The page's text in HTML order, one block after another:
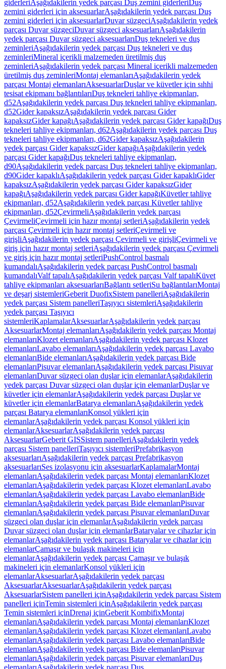
giderleriAşağıdakilerin yedek parçası Duş zemini giderleriDuş
zemini giderleri için aksesuarlarAşağıdakilerin yedek parçası Duş
zemini giderleri için aksesuarlarDuvar süzgeciAşağıdakilerin yedek
parçası Duvar süzgeciDuvar süzgeci aksesuarlarıAşağıdakilerin
yedek parçası Duvar süzgeci aksesuarlarıDuş tekneleri ve duş
zeminleriAşağıdakilerin yedek parçası Duş tekneleri ve duş
zeminleriMineral içerikli malzemeden üretilmiş duş
zeminleriAşağıdakilerin yedek parçası Mineral içerikli malzemeden
üretilmiş duş zeminleriMontaj elemanlarıAşağıdakilerin yedek
parçası Montaj elemanlarıAksesuarlarDuşlar ve küvetler için sıhhi
tesisat ekipmanı bağlantılarıDuş tekneleri tahliye ekipmanları,
d52Aşağıdakilerin yedek parçası Duş tekneleri tahliye ekipmanları,
d52Gider kapaksızAşağıdakilerin yedek parçası Gider
kapaksızGider kapağıAşağıdakilerin yedek parçası Gider kapağıDuş
tekneleri tahliye ekipmanları, d62Aşağıdakilerin yedek parçası Duş
tekneleri tahliye ekipmanları, d62Gider kapaksızAşağıdakilerin
yedek parçası Gider kapaksızGider kapağıAşağıdakilerin yedek
parçası Gider kapağıDuş tekneleri tahliye ekipmanları,
d90Aşağıdakilerin yedek parçası Duş tekneleri tahliye ekipmanları,
d90Gider kapaklıAşağıdakilerin yedek parçası Gider kapaklıGider
kapaksızAşağıdakilerin yedek parçası Gider kapaksızGider
kapağıAşağıdakilerin yedek parçası Gider kapağıKüvetler tahliye
ekipmanları, d52Aşağıdakilerin yedek parçası Küvetler tahliye
ekipmanları, d52ÇevirmeliAşağıdakilerin yedek parçası
ÇevirmeliÇevirmeli için hazır montaj setleriAşağıdakilerin yedek
parçası Çevirmeli için hazır montaj setleriÇevirmeli ve
girişliAşağıdakilerin yedek parçası Çevirmeli ve girişliÇevirmeli ve
giriş için hazır montaj setleriAşağıdakilerin yedek parçası Çevirmeli
ve giriş için hazır montaj setleriPushControl basmalı
kumandalıAşağıdakilerin yedek parçası PushControl basmalı
kumandalıValf tapalıAşağıdakilerin yedek parçası Valf tapalıKüvet
tahliye ekipmanları aksesuarlarıBağlantı setleriSu bağlantılarıMontaj
ve deşarj sistemleriGeberit DuofixSistem panelleriAşağıdakilerin
yedek parçası Sistem panelleriTaşıyıcı sistemleriAşağıdakilerin
yedek parçası Taşıyıcı
sistemleriKaplamalarAksesuarlarAşağıdakilerin yedek parçası
AksesuarlarMontaj elemanlarıAşağıdakilerin yedek parçası Montaj
elemanlarıKlozet elemanlarıAşağıdakilerin yedek parçası Klozet
elemanlarıLavabo elemanlarıAşağıdakilerin yedek parçası Lavabo
elemanlarıBide elemanlarıAşağıdakilerin yedek parçası Bide
elemanlarıPisuvar elemanlarıAşağıdakilerin yedek parçası Pisuvar
elemanlarıDuvar süzgeci olan duşlar için elemanlarAşağıdakilerin
yedek parçası Duvar süzgeci olan duşlar için elemanlarDuşlar ve
küvetler için elemanlarAşağıdakilerin yedek parçası Duşlar ve
küvetler için elemanlarBatarya elemanlarıAşağıdakilerin yedek
parçası Batarya elemanlarıKonsol yükleri için
elemanlarAşağıdakilerin yedek parçası Konsol yükleri için
elemanlarAksesuarlarAşağıdakilerin yedek parçası
AksesuarlarGeberit GISSistem panelleriAşağıdakilerin yedek
parçası Sistem panelleriTaşıyıcı sistemleriPrefabrikasyon
aksesuarlarıAşağıdakilerin yedek parçası Prefabrikasyon
aksesuarlarıSes izolasyonu için aksesuarlarKaplamalarMontaj
elemanlarıAşağıdakilerin yedek parçası Montaj elemanlarıKlozet
elemanlarıAşağıdakilerin yedek parçası Klozet elemanlarıLavabo
elemanlarıAşağıdakilerin yedek parçası Lavabo elemanlarıBide
elemanlarıAşağıdakilerin yedek parçası Bide elemanlarıPisuvar
elemanlarıAşağıdakilerin yedek parçası Pisuvar elemanlarıDuvar
süzgeci olan duşlar için elemanlarAşağıdakilerin yedek parçası
Duvar süzgeci olan duşlar için elemanlarBataryalar ve cihazlar için
elemanlarAşağıdakilerin yedek parçası Bataryalar ve cihazlar için
elemanlarÇamaşır ve bulaşık makineleri için
elemanlarAşağıdakilerin yedek parçası Çamaşır ve bulaşık
makineleri için elemanlarKonsol yükleri için
elemanlarAksesuarlarAşağıdakilerin yedek parçası
AksesuarlarAksesuarlarAşağıdakilerin yedek parçası
AksesuarlarSistem panelleri içinAşağıdakilerin yedek parçası Sistem
panelleri içinTemin sistemleri içinAşağıdakilerin yedek parçası
Temin sistemleri içinDrenaj içinGeberit KombifixMontaj
elemanlarıAşağıdakilerin yedek parçası Montaj elemanlarıKlozet
elemanlarıAşağıdakilerin yedek parçası Klozet elemanlarıLavabo
elemanlarıAşağıdakilerin yedek parçası Lavabo elemanlarıBide
elemanlarıAşağıdakilerin yedek parçası Bide elemanlarıPisuvar
elemanlarıAşağıdakilerin yedek parçası Pisuvar elemanlarıDuş
elemanlarıAşağıdakilerin yedek parçası Duş